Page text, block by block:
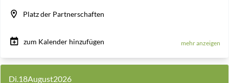
Platz der Partnerschaften
zum Kalender hinzufügen mehr anzeigen
Di.18August2026